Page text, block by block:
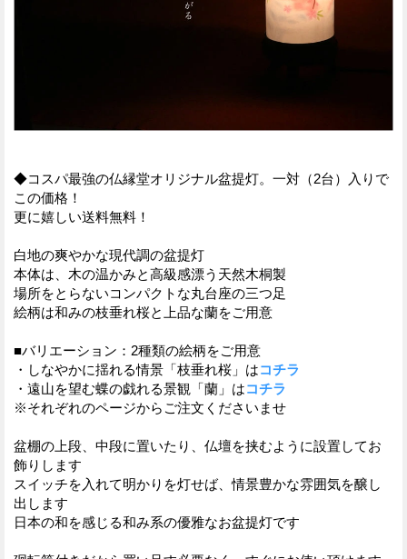
◆コスパ最強の仏縁堂オリジナル盆提灯。一対（2台）入りで
この価格！
更に嬉しい送料無料！
白地の爽やかな現代調の盆提灯
本体は、木の温かみと高級感漂う天然木桐製
場所をとらないコンパクトな丸台座の三つ足
絵柄は和みの枝垂れ桜と上品な蘭をご用意
■バリエーション：2種類の絵柄をご用意
・しなやかに揺れる情景「枝垂れ桜」はコチラ
・遠山を望む蝶の戯れる景観「蘭」はコチラ
※それぞれのページからご注文くださいませ
盆棚の上段、中段に置いたり、仏壇を挟むように設置してお
飾りします
スイッチを入れて明かりを灯せば、情景豊かな雰囲気を醸し
出します
日本の和を感じる和み系の優雅なお盆提灯です